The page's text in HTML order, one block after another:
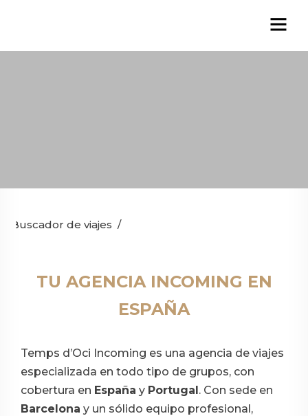
Buscador de viajes /
TU AGENCIA INCOMING EN
ESPAÑA
Temps d’Oci Incoming es una agencia de viajes
especializada en todo tipo de grupos, con
cobertura en España y Portugal. Con sede en
Barcelona y un sólido equipo profesional,